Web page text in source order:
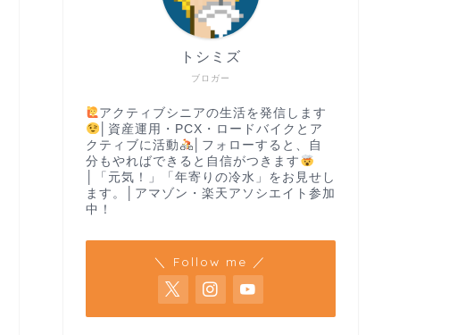
ブロガー
トシミズ
アクティブシニアの生活を発信します
│資産運用・PCX・ロードバイクとア
クティブに活動
│フォローすると、自
分もやればできると自信がつきます
│「元気！」「年寄りの冷水」をお見せし
ます。│アマゾン・楽天アソシエイト参加
中！
＼ Follow me ／